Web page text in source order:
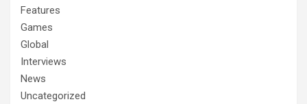
Features
Games
Global
Interviews
News
Uncategorized